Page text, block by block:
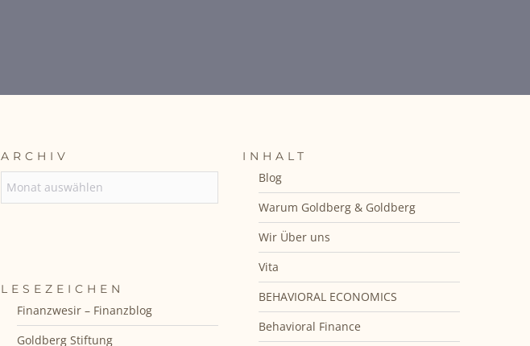
ARCHIV
LESEZEICHEN
Finanzwesir – Finanzblog
Goldberg Stiftung
INHALT
Blog
Warum Goldberg & Goldberg
Wir Über uns
Vita
BEHAVIORAL ECONOMICS
Behavioral Finance